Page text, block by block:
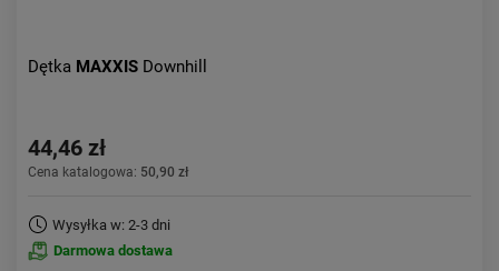
Dętka MAXXIS Downhill
44,46 zł
Cena katalogowa: 50,90 zł
Wysyłka w: 2-3 dni
Darmowa dostawa